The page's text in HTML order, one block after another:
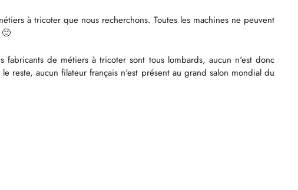
à tricoter que nous recherchons. Toutes les machines ne peuvent
de métiers à tricoter sont tous lombards, aucun n'est donc
reste, aucun filateur français n'est présent au grand salon mondial du